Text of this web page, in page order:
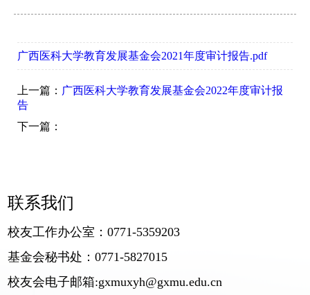
广西医科大学教育发展基金会2021年度审计报告.pdf
上一篇： 广西医科大学教育发展基金会2022年度审计报
告
下一篇：
联系我们
校友工作办公室：0771-5359203
基金会秘书处：0771-5827015
校友会电子邮箱:gxmuxyh@gxmu.edu.cn